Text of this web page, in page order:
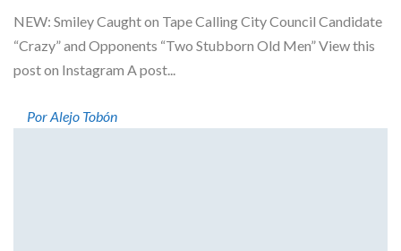
NEW: Smiley Caught on Tape Calling City Council Candidate
“Crazy” and Opponents “Two Stubborn Old Men” View this
post on Instagram A post...
Por Alejo Tobón